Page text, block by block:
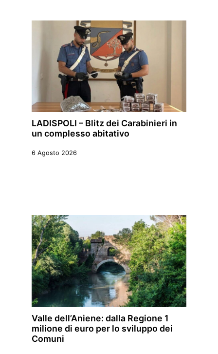
LADISPOLI – Blitz dei Carabinieri in
un complesso abitativo
6 Agosto 2026
Valle dell’Aniene: dalla Regione 1
milione di euro per lo sviluppo dei
Comuni